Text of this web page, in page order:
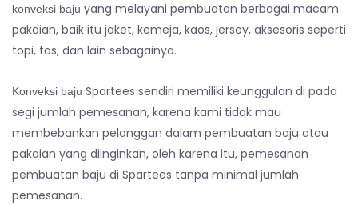
konveksi baju yang melayani pembuatan berbagai macam
pakaian, baik itu jaket, kemeja, kaos, jersey, aksesoris seperti
topi, tas, dan lain sebagainya.
Konveksi baju Spartees sendiri memiliki keunggulan di pada
segi jumlah pemesanan, karena kami tidak mau
membebankan pelanggan dalam pembuatan baju atau
pakaian yang diinginkan, oleh karena itu, pemesanan
pembuatan baju di Spartees tanpa minimal jumlah
pemesanan.